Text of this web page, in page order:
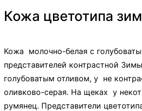
Кожа цветотипа
Кожа молочно-белая с
представителей контрастной
голубоватым отливом, у не
оливково-серая. На щеках у
румянец. Представители